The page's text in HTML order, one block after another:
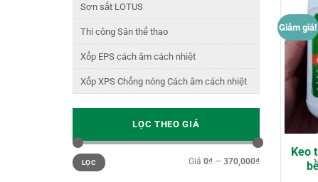
Sơn sắt LOTUS
Thi công Sân thể thao
Xốp EPS cách âm cách nhiệt
Xốp XPS Chống nóng Cách âm cách nhiệt
LỌC THEO GIÁ
Giá
thấp
nhất
Giá
cao
nhất
LỌC Giá 0₫— 370,000₫
Giảm giá!
Keo